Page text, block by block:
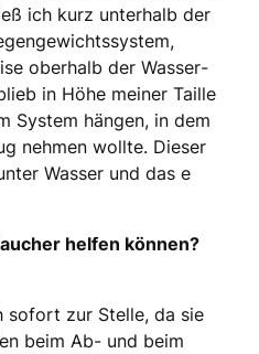
ich kurz unterhalb der
oberhalb der Wasser­
in Höhe meiner Taille
System hängen, in dem
nehmen wollte. Dieser
Wasser und das e
helfen können?
sofort zur Stelle, da sie
beim Ab- und beim